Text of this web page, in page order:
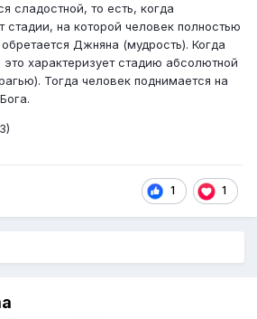
сладостной, то есть, когда
стадии, на которой человек полностью
Джняна (мудрость). Когда
характеризует стадию абсолютной
Тогда человек поднимается на
1 1